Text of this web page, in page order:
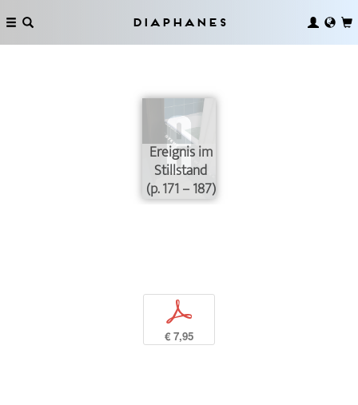
Diaphanes
Ereignis im
Stillstand
(p. 171 – 187)
p
€ 7,95